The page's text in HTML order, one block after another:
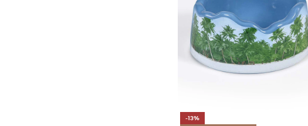
-13%